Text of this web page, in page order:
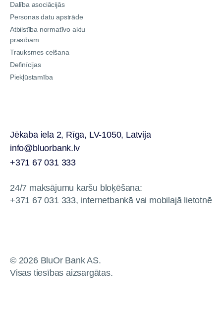
Dalība asociācijās
Personas datu apstrāde
Atbilstība normatīvo aktu
prasībām
Trauksmes celšana
Definīcijas
Piekļūstamība
Jēkaba iela 2, Rīga, LV-1050, Latvija
info@bluorbank.lv
+371 67 031 333
24/7 maksājumu karšu bloķēšana:
+371 67 031 333, internetbankā vai mobilajā lietotnē
© 2026 BluOr Bank AS.
Visas tiesības aizsargātas.